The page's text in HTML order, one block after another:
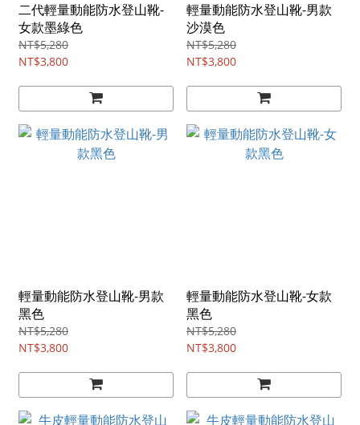
二代輕量動能防水登山靴-
女款墨綠色
NT$5,280
NT$3,800
輕量動能防水登山靴-男款
沙漠色
NT$5,280
NT$3,800
輕量動能防水登山靴-男款
黑色
NT$5,280
NT$3,800
輕量動能防水登山靴-女款
黑色
NT$5,280
NT$3,800